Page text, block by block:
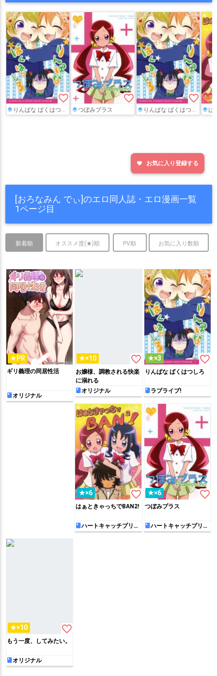
favorite_border
りんぱな ばくはつしろ
favorite_border
つぼみプラス
favorite_border
りんぱな ばくはつしろ は
favorite お気に入り登録する
[おろなみん でぃ]のエロ同人誌・エロ漫画一覧
1ページ目
新着順 オススメ度(★)順 PV順 お気に入り数順
★PR
ギリ義理の同居性活
オリジナル
★×10 favorite_border
お嬢様、調教される快楽
に溺れる
オリジナル
★×3 favorite_border
りんぱな ばくはつしろ
ラブライブ!
★×6 favorite_border
はぁときゃっちでBAN2!
ハートキャッチプリキ
ュア!
★×6 favorite_border
つぼみプラス
ハートキャッチプリキ
ュア!
★×10 favorite_border
もう一度、してみたい。
オリジナル